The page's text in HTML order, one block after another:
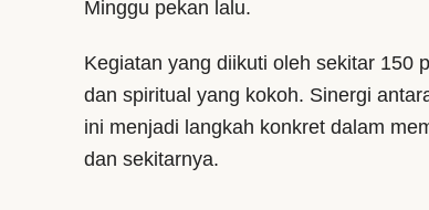
Minggu pekan lalu.
Kegiatan yang diikuti oleh sekitar 150
dan spiritual yang kokoh. Sinergi
ini menjadi langkah konkret dalam
dan sekitarnya.